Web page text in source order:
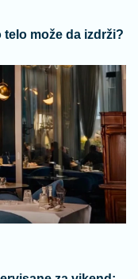
može da izdrži?